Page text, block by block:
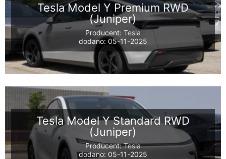
Tesla Model Y Premium RWD
(Juniper)
Producent: Tesla
dodano: 05-11-2025
Tesla Model Y Standard RWD
(Juniper)
Producent:Tesla
dodano: 05-11-2025